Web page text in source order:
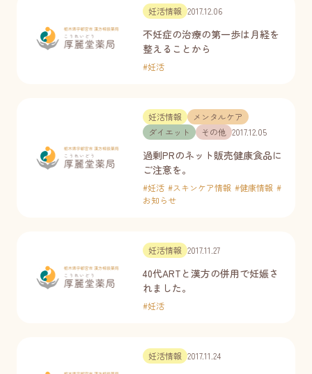
妊活情報 2017.12.06
不妊症の治療の第一歩は月経を
整えることから
#妊活
妊活情報
メンタルケア
ダイエット
その他 2017.12.05
過剰PRのネット販売健康食品に
ご注意を。
#妊活 #スキンケア情報 #健康情報 #
お知らせ
妊活情報 2017.11.27
40代ARTと漢方の併用で妊娠さ
れました。
#妊活
妊活情報 2017.11.24